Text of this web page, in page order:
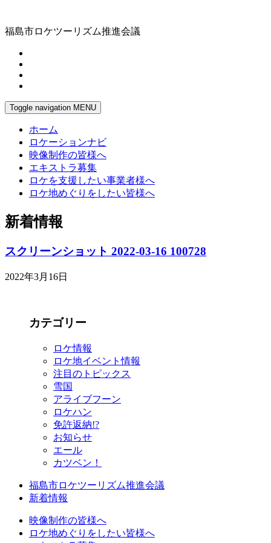
福島市ロケツーリズム推進会議
Toggle navigation MENU
ホーム
ロケーションナビ
映像制作の皆様へ
エキストラ募集
ロケを支援したい事業者様へ
ロケ地めぐりをしたい皆様へ
新着情報
スクリーンショット 2022-03-16 100728
2022年3月16日
カテゴリー
ロケ情報
ロケ地イベント情報
注目のトピックス
雪国
アライブフーン
ロケハン
免許返納!?
お知らせ
エール
カツベン！
福島市ロケツーリズム推進会議
新着情報
映像制作の皆様へ
ロケ地めぐりをしたい皆様へ